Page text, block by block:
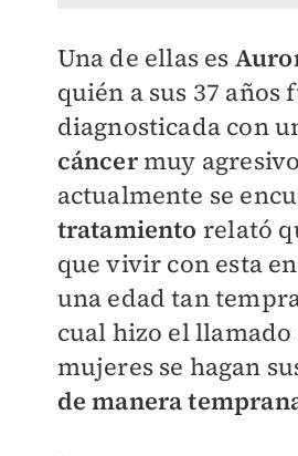
Una de ellas es
quién a sus 37 años
diagnosticada con
cáncermuy
actualmente se
tratamiento relató
que vivir con esta
una edad tan
cual hizo el llamado
mujeres se hagan
de manera